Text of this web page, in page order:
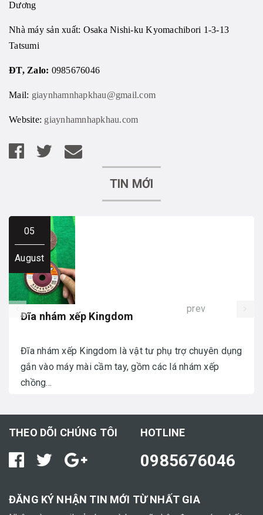
Dương
Nhà máy sản xuất: Osaka Nishi-ku Kyomachibori 1-3-13
Tatsumi
ĐT, Zalo: 0985676046
Mail: giaynhamnhapkhau@gmail.com
Website: giaynhamnhapkhau.com
TIN MỚI
05
August
Đĩa nhám xếp Kingdom
Đĩa nhám xếp Kingdom là vật tư phụ trợ chuyên dụng
gắn vào máy mài cầm tay, gồm các lá nhám xếp
chồng...
prev
THEO DÕI CHÚNG TÔI HOTLINE
0985676046
ĐĂNG KÝ NHẬN TIN MỚI TỪ NHẤT GIA